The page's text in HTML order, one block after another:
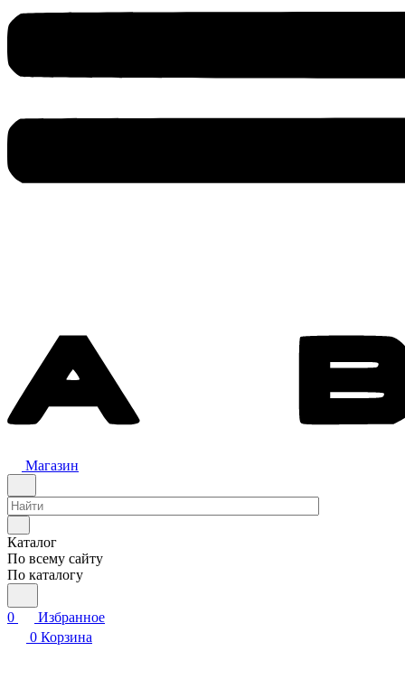
Магазин
Каталог
По всему сайту
По каталогу
0
Избранное
0 Корзина